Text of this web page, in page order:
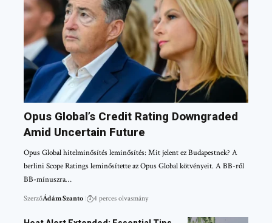
Opus Global’s Credit Rating Downgraded
Amid Uncertain Future
Opus Global hitelminősítés leminősítés: Mit jelent ez Budapestnek? A
berlini Scope Ratings leminősítette az Opus Global kötvényeit. A BB-ről
BB-mínuszra…
SzerzőÁdám Szanto 4 perces olvasmány